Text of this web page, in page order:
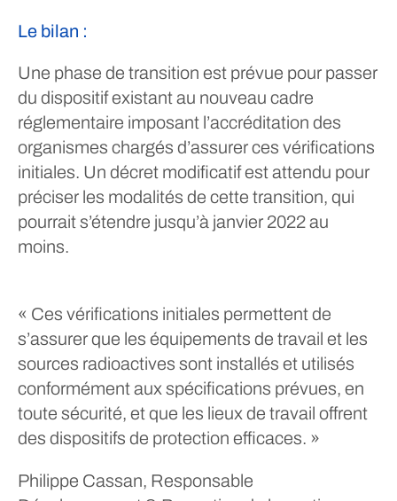
Le bilan :
Une phase de transition est prévue pour passer
du dispositif existant au nouveau cadre
réglementaire imposant l’accréditation des
organismes chargés d’assurer ces vérifications
initiales. Un décret modificatif est attendu pour
préciser les modalités de cette transition, qui
pourrait s’étendre jusqu’à janvier 2022 au
moins.
« Ces vérifications initiales permettent de
s’assurer que les équipements de travail et les
sources radioactives sont installés et utilisés
conformément aux spécifications prévues, en
toute sécurité, et que les lieux de travail offrent
des dispositifs de protection efficaces. »
Philippe Cassan, Responsable